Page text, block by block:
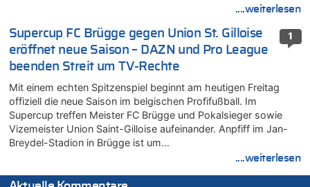
....weiterlesen
1
Supercup FC Brügge gegen Union St. Gilloise
eröffnet neue Saison – DAZN und Pro League
beenden Streit um TV-Rechte
Mit einem echten Spitzenspiel beginnt am heutigen Freitag
offiziell die neue Saison im belgischen Profifußball. Im
Supercup treffen Meister FC Brügge und Pokalsieger sowie
Vizemeister Union Saint-Gilloise aufeinander. Anpfiff im Jan-
Breydel-Stadion in Brügge ist um…
....weiterlesen